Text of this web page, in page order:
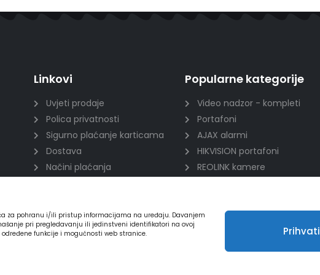
za pohranu i/ili pristup informacijama na uređaju. Davanjem
pri pregledavanju ili jedinstveni identifikatori na ovoj
funkcije i mogućnosti web stranice.
Prihvati
Linkovi
Uvjeti prodaje
Polica privatnosti
Sigurno plaćanje karticama
Dostava
Načini plaćanja
Popularne kategorije
Video nadzor - kompleti
Portafoni
AJAX alarmi
HIKVISION portafoni
REOLINK kamere